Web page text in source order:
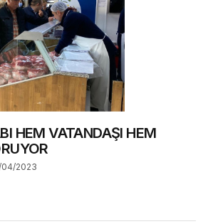
HEM VATANDAŞI HEM
04/2023